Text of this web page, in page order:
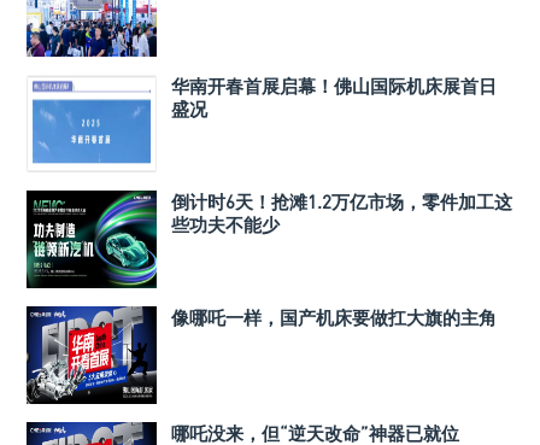
华南开春首展启幕！佛山国际机床展首日
盛况
倒计时6天！抢滩1.2万亿市场，零件加工这
些功夫不能少
像哪吒一样，国产机床要做扛大旗的主角
哪吒没来，但“逆天改命”神器已就位